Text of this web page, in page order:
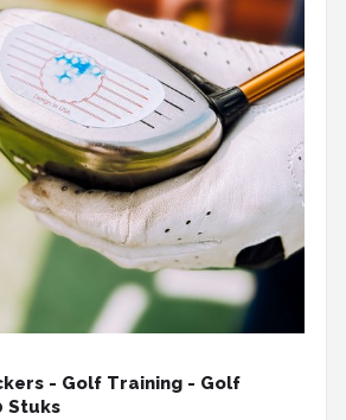
- Golf Training - Golf
Stuks